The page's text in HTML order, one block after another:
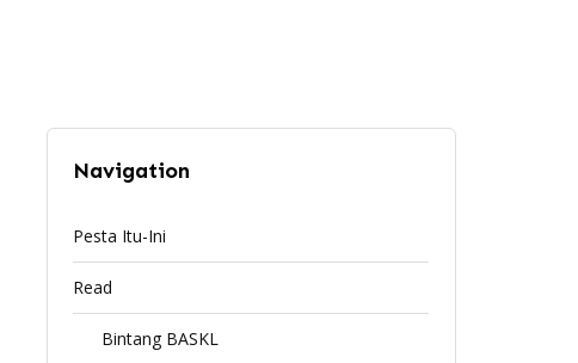
Navigation
Pesta Itu-Ini
Read
Bintang BASKL